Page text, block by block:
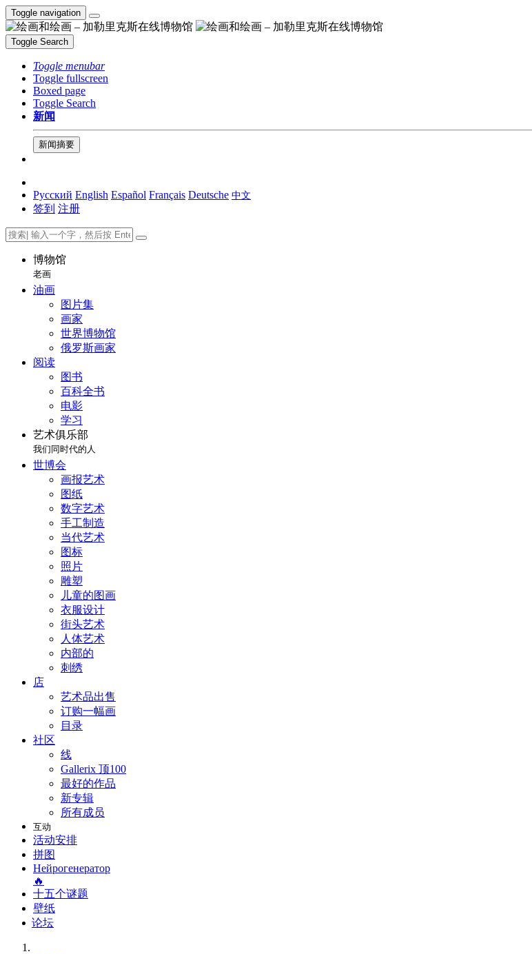
Toggle navigation
Toggle Search
Toggle menubar
Toggle fullscreen
Boxed page
Toggle Search
新闻
新闻摘要
Русский English Español Français Deutsche 中文
签到 注册
博物馆
老画
油画
图片集
画家
世界博物馆
俄罗斯画家
阅读
图书
百科全书
电影
学习
艺术俱乐部
我们同时代的人
世博会
画报艺术
图纸
数字艺术
手工制造
当代艺术
图标
照片
雕塑
儿童的图画
衣服设计
街头艺术
人体艺术
内部的
刺绣
店
艺术品出售
订购一幅画
目录
社区
线
Gallerix 顶100
最好的作品
新专辑
所有成员
互动
活动安排
拼图
Нейрогенератор
🔥
十五个谜题
壁纸
论坛